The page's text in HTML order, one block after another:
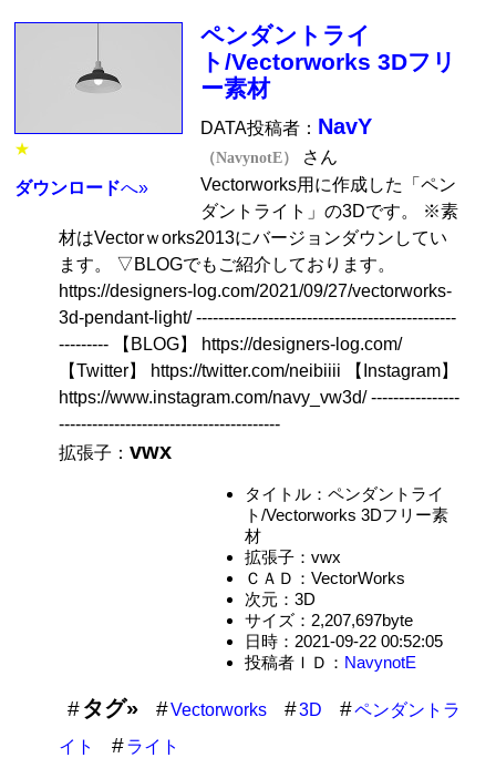
★
ダウンロードへ»
ペンダントライ
ト/Vectorworks 3Dフリ
ー素材
DATA投稿者： NavY
（NavynotE）
さん
Vectorworks用に作成した「ペン
ダントライト」の3Dです。 ※素
材はVectorｗorks2013にバージョンダウンしてい
ます。 ▽BLOGでもご紹介しております。
https://designers-log.com/2021/09/27/vectorworks-
3d-pendant-light/ -----------------------------------------------
--------- 【BLOG】 https://designers-log.com/
【Twitter】 https://twitter.com/neibiiii 【Instagram】
https://www.instagram.com/navy_vw3d/ ----------------
----------------------------------------
拡張子：vwx
タイトル：ペンダントライ
ト/Vectorworks 3Dフリー素
材
拡張子：vwx
ＣＡＤ：VectorWorks
次元：3D
サイズ：2,207,697byte
日時：2021-09-22 00:52:05
投稿者ＩＤ： NavynotE
タグ» Vectorworks 3D
ペンダントラ
イト
ライト